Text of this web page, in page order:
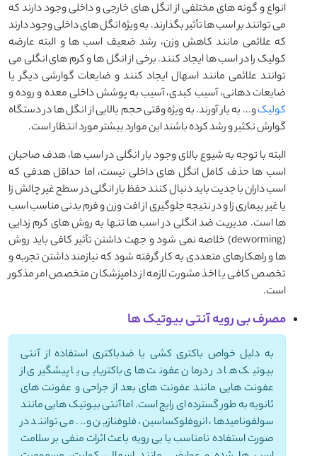
انواع و گونه های مختلفی از انگل های خارجی و داخلی وجود دارند که
می توانند بر اسب ها تأثیر بگذارند. به ویژه انگل های داخلی وجود دارند
که علائمی مانند کاهش وزن، رشد ضعیف اسب ها و البته عارضه
کولیک را در اسب ها ایجاد کنند. برخی از انگل ها و کرم های انگلی می
توانند علائمی مانند اسهال ایجاد کنند و ضایعات گوارشی دیگر یا
ضایعات دهانی، آسیب کبدی، آسیب به پوشش داخلی معده و روده و
کولیکو... به بار آورند. به ویژه وقتی حجم بالایی از انگل ها در دستگاه
گوارش تکثیر و رشد کرده باشند این موارد بیشتر مورد انتظار است.
البته با توجه به شیوع بالای وجود بار انگلی در اسب ها، هدف صاحبان
اسب ها حذف کامل انگل های داخلی نیست، اما حداقل هدفی که
اسب داران با جدیت باید دنبال کنند حفظ بار انگلی در سطح غیر چالش زا
یا غیر بیماری زا و در نتیجه جلوگیری از افت وزن و فرم بدنی مناسب اسب
ها است. مدیریت ضد انگلی در اسب ها تنها به روش های کرم زدایی
(deworming) خلاصه نمی شود و جهت داشتن تأثیر کافی باید روش
ها و راهکارهای متعددی به کار گرفته شود که نیازمند داشتن تجربه و
تخصص کافی یا اخذ مشورت لازمه از دامپزشکان متخصص امر مذکور
است.
مصرف بی رویه آنتی بیوتیک ها
به دلیل خواص باکتری کشی یا ضدباکتری استفاده از آنتی
بیوتیک ها در درمان عفونت های باکتریایی یا پیشگیری از
عفونت هایی مانند عفونت های بعد از جراحی و عفونت های
ثانویه به طور گسترده ای رایج است. اما آنتی بیوتیک هایی مانند
سولفونامیدها، انروفلوکساسین، فلوفنازین و... می توانند در
صورت استفاده نامناسب یا بی رویه باعث اثرات منفی بر سلامت